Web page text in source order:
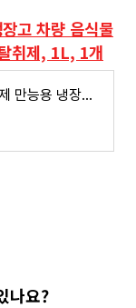
고 차량 음식물
취제, 1L, 1개
독일산 박토데스 EM 탈취제 만능용 냉장고 차량 음식물 탄내 곰팡이 옷 신발 냄새 제거 실내 탈취
나요?